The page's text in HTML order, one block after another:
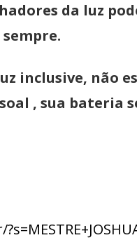
da luz
inclusive, não
, sua bateria